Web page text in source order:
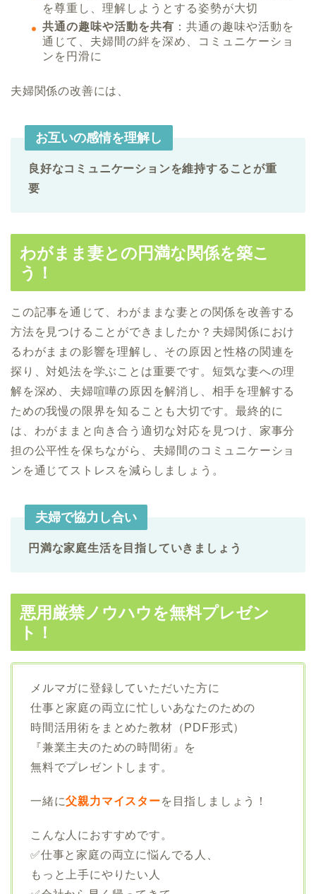
を尊重し、理解しようとする姿勢が大切
共通の趣味や活動を共有 ：共通の趣味や活動を
通じて、夫婦間の絆を深め、コミュニケーショ
ンを円滑に
夫婦関係の改善には、
お互いの感情を理解し
良好なコミュニケーションを維持することが重
要
わがまま妻との円満な関係を築こ
う！
この記事を通じて、わがままな妻との関係を改善する
方法を見つけることができましたか？夫婦関係におけ
るわがままの影響を理解し、その原因と性格の関連を
探り、対処法を学ぶことは重要です。短気な妻への理
解を深め、夫婦喧嘩の原因を解消し、相手を理解する
ための我慢の限界を知ることも大切です。最終的に
は、わがままと向き合う適切な対応を見つけ、家事分
担の公平性を保ちながら、夫婦間のコミュニケーショ
ンを通じてストレスを減らしましょう。
夫婦で協力し合い
円満な家庭生活を目指していきましょう
悪用厳禁ノウハウを無料プレゼン
ト！
メルマガに登録していただいた方に
仕事と家庭の両立に忙しいあなたのための
時間活用術をまとめた教材（PDF形式）
『兼業主夫のための時間術』を
無料でプレゼントします。
一緒に父親力マイスターを目指しましょう！
こんな人におすすめです。
✅仕事と家庭の両立に悩んでる人、
もっと上手にやりたい人